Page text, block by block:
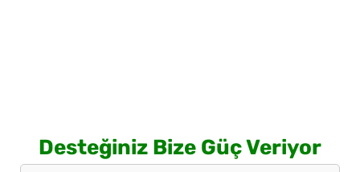
Desteğiniz Bize Güç Veriyor